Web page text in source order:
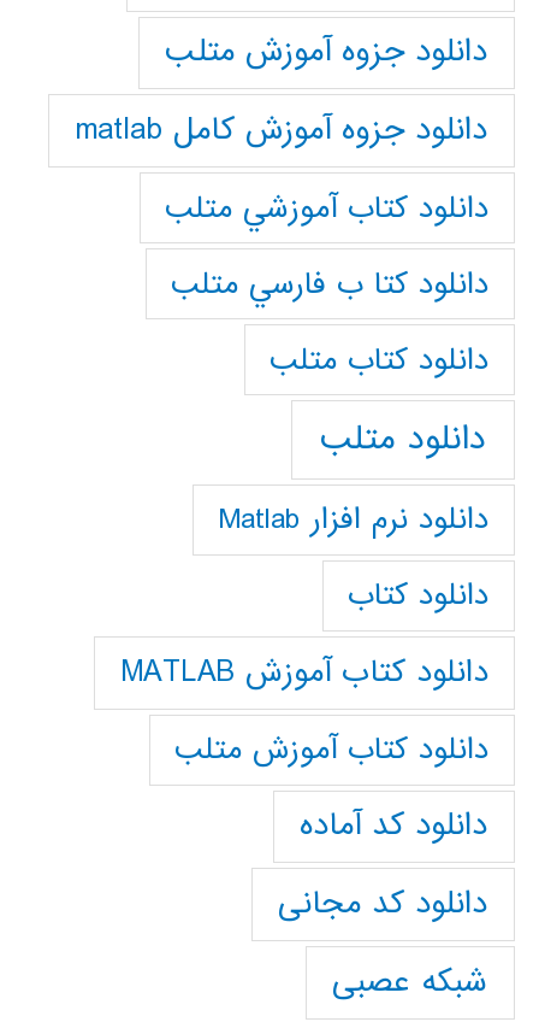
دانلود جزوه آموزش متلب
دانلود جزوه آموزش کامل matlab
دانلود كتاب آموزشي متلب
دانلود كتا ب فارسي متلب
دانلود كتاب متلب
دانلود متلب
دانلود نرم افزار Matlab
دانلود کتاب
دانلود کتاب آموزش MATLAB
دانلود کتاب آموزش متلب
دانلود کد آماده
دانلود کد مجانی
شبکه عصبی